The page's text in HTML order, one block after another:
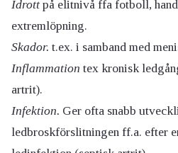
Idrottpå elitnivå ffa fotboll,
extremlöpning.
Skador. t.ex. i samband med
Inflammation tex kronisk
artrit).
Infektion. Ger ofta snabb
ledbroskförslitningen ff.a. efter